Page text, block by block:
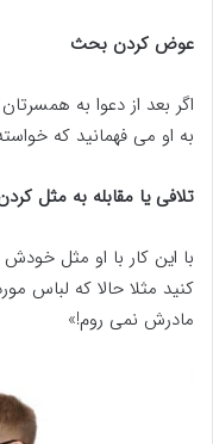
عوض کردن بحث
اگر بعد از دعوا به
به او می فهمانید که
تلافی یا مقابله به مثل
با این کار با او مثل خودش
کنید مثلا حالا که لباس
مادرش نمی روم!»